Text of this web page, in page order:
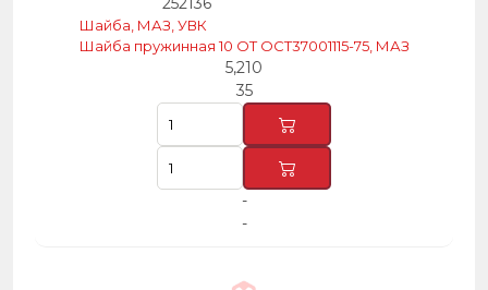
Шайба, МАЗ, УВК
Шайба пружинная 10 ОТ ОСТ37001115-75, МАЗ
5,210
35
-
-